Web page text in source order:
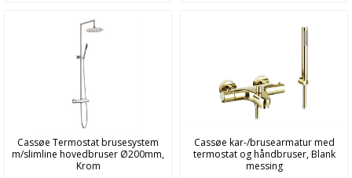
Cassøe Termostat brusesystem
m/slimline hovedbruser Ø200mm,
Krom
Cassøe kar-/brusearmatur med
termostat og håndbruser, Blank
messing